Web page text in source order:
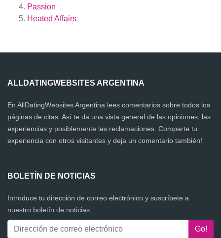
Passion
Heated Affairs
ALLDATINGWEBSITES ARGENTINA
En AllDatingWebsites Argentina lees comentarios sobre todos los
páginas de citas. Así te da una vista general de las opiniones, las
experiencias y posiblemente las reclamaciones. Comparte tu
experiencia con otros visitantes y deja un comentario también!
BOLETÍN DE NOTICIAS
Introduce tu dirección de correo electrónico y suscríbete a
nuestro boletín de noticias.